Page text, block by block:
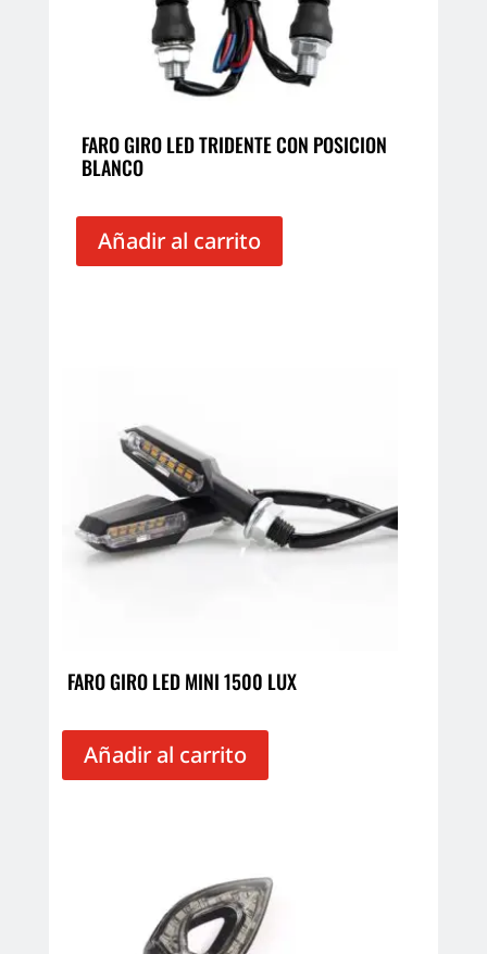
FARO GIRO LED TRIDENTE CON POSICION
BLANCO
Añadir al carrito
FARO GIRO LED MINI 1500 LUX
Añadir al carrito